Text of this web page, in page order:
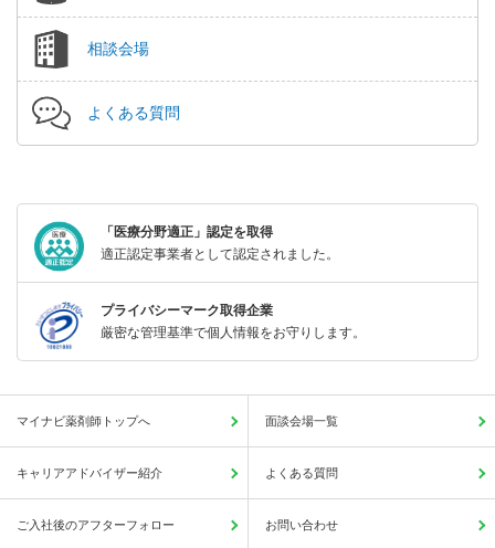
相談会場
よくある質問
「医療分野適正」認定を取得
適正認定事業者として認定されました。
プライバシーマーク取得企業
厳密な管理基準で個人情報をお守りします。
マイナビ薬剤師トップへ 面談会場一覧
キャリアアドバイザー紹介 よくある質問
ご入社後のアフターフォロー お問い合わせ